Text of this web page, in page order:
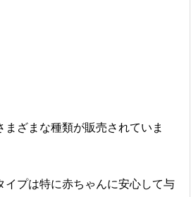
ざまな種類が販売されていま
イプは特に赤ちゃんに安心して与